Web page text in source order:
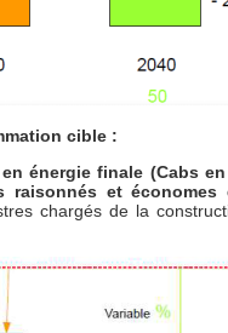
cible :
énergie finale (Cabs
raisonnés et
chargés de la